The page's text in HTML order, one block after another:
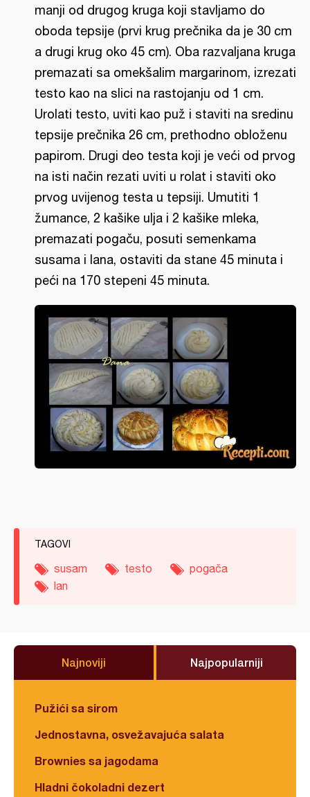
manji od drugog kruga koji stavljamo do
oboda tepsije (prvi krug prečnika da je 30 cm
a drugi krug oko 45 cm). Oba razvaljana kruga
premazati sa omekšalim margarinom, izrezati
testo kao na slici na rastojanju od 1 cm.
Urolati testo, uviti kao puž i staviti na sredinu
tepsije prečnika 26 cm, prethodno obloženu
papirom. Drugi deo testa koji je veći od prvog
na isti način rezati uviti u rolat i staviti oko
prvog uvijenog testa u tepsiji. Umutiti 1
žumance, 2 kašike ulja i 2 kašike mleka,
premazati pogaču, posuti semenkama
susama i lana, ostaviti da stane 45 minuta i
peći na 170 stepeni 45 minuta.
TAGOVI
susam testo
pogača
lan
Najnoviji Najpopularniji
Pužići sa sirom
Jednostavna, osvežavajuća salata
Brownies sa jagodama
Hladni čokoladni dezert